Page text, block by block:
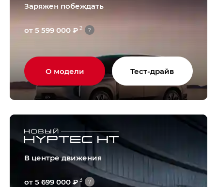
от 5 599 000 ₽ 2 ?
Заряжен побеждать
О модели Тест-драйв
от 5 699 000 ₽3 ?
В центре движения